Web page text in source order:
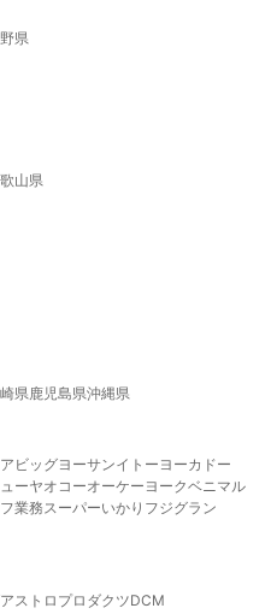
県
山県
県鹿児島県沖縄県
ビッグヨーサンイトーヨーカドー
ーヤオコーオーケー ヨークベニマル
業務スーパーいかり フジグラン
アストロプロダクツDCM